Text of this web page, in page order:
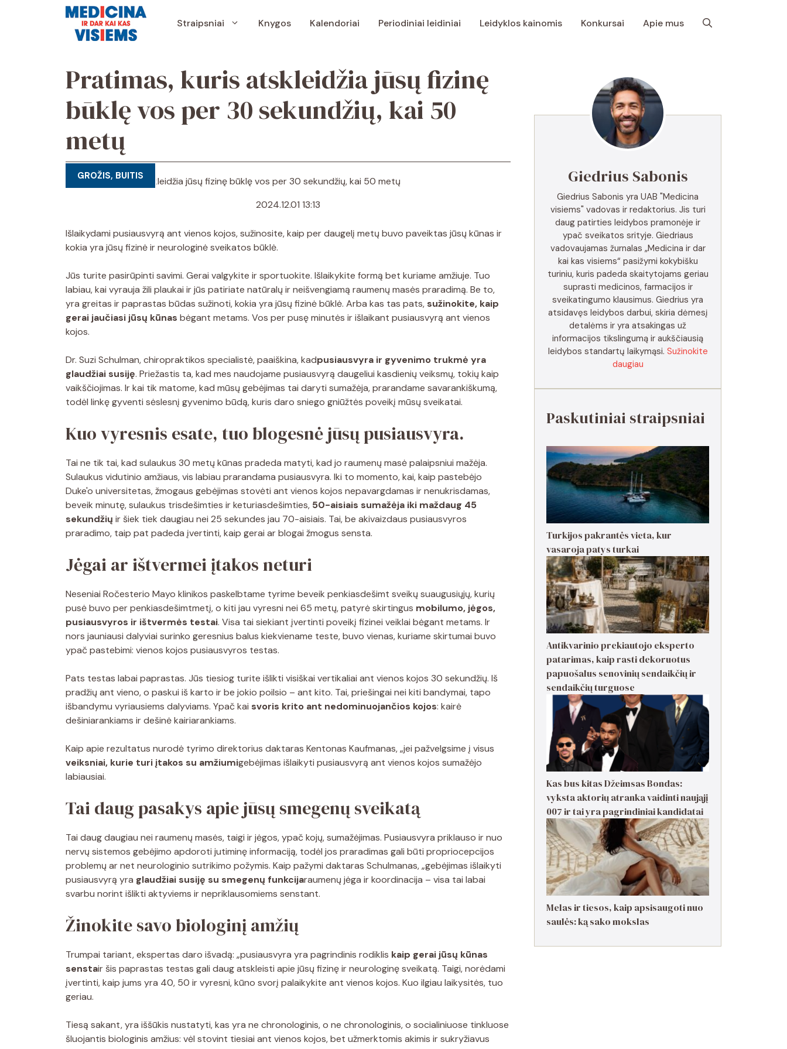
Straipsniai Knygos Kalendoriai Periodiniai leidiniai Leidyklos kainomis Konkursai Apie mus
Pratimas, kuris atskleidžia jūsų fizinę
būklę vos per 30 sekundžių, kai 50
metų
GROŽIS, BUITIS
2024.12.01 13:13
Išlaikydami pusiausvyrą ant vienos kojos, sužinosite, kaip per daugelį metų buvo paveiktas jūsų kūnas ir
kokia yra jūsų fizinė ir neurologinė sveikatos būklė.
Jūs turite pasirūpinti savimi. Gerai valgykite ir sportuokite. Išlaikykite formą bet kuriame amžiuje. Tuo
labiau, kai vyrauja žili plaukai ir jūs patiriate natūralų ir neišvengiamą raumenų masės praradimą. Be to,
yra greitas ir paprastas būdas sužinoti, kokia yra jūsų fizinė būklė. Arba kas tas pats, sužinokite, kaip
gerai jaučiasi jūsų kūnas bėgant metams. Vos per pusę minutės ir išlaikant pusiausvyrą ant vienos
kojos.
Dr. Suzi Schulman, chiropraktikos specialistė, paaiškina, kadpusiausvyra ir gyvenimo trukmė yra
glaudžiai susiję. Priežastis ta, kad mes naudojame pusiausvyrą daugeliui kasdienių veiksmų, tokių kaip
vaikščiojimas. Ir kai tik matome, kad mūsų gebėjimas tai daryti sumažėja, prarandame savarankiškumą,
todėl linkę gyventi sėslesnį gyvenimo būdą, kuris daro sniego gniūžtės poveikį mūsų sveikatai.
Kuo vyresnis esate, tuo blogesnė jūsų pusiausvyra.
Tai ne tik tai, kad sulaukus 30 metų kūnas pradeda matyti, kad jo raumenų masė palaipsniui mažėja.
Sulaukus vidutinio amžiaus, vis labiau prarandama pusiausvyra. Iki to momento, kai, kaip pastebėjo
Duke'o universitetas, žmogaus gebėjimas stovėti ant vienos kojos nepavargdamas ir nenukrisdamas,
beveik minutę, sulaukus trisdešimties ir keturiasdešimties, 50-aisiais sumažėja iki maždaug 45
sekundžių ir šiek tiek daugiau nei 25 sekundes jau 70-aisiais. Tai, be akivaizdaus pusiausvyros
praradimo, taip pat padeda įvertinti, kaip gerai ar blogai žmogus sensta.
Jėgai ar ištvermei įtakos neturi
Neseniai Ročesterio Mayo klinikos paskelbtame tyrime beveik penkiasdešimt sveikų suaugusiųjų, kurių
pusė buvo per penkiasdešimtmetį, o kiti jau vyresni nei 65 metų, patyrė skirtingus mobilumo, jėgos,
pusiausvyros ir ištvermės testai. Visa tai siekiant įvertinti poveikį fizinei veiklai bėgant metams. Ir
nors jauniausi dalyviai surinko geresnius balus kiekviename teste, buvo vienas, kuriame skirtumai buvo
ypač pastebimi: vienos kojos pusiausvyros testas.
Pats testas labai paprastas. Jūs tiesiog turite išlikti visiškai vertikaliai ant vienos kojos 30 sekundžių. Iš
pradžių ant vieno, o paskui iš karto ir be jokio poilsio – ant kito. Tai, priešingai nei kiti bandymai, tapo
išbandymu vyriausiems dalyviams. Ypač kai svoris krito ant nedominuojančios kojos: kairė
dešiniarankiams ir dešinė kairiarankiams.
Kaip apie rezultatus nurodė tyrimo direktorius daktaras Kentonas Kaufmanas, „jei pažvelgsime į visus
veiksniai, kurie turi įtakos su amžiumigebėjimas išlaikyti pusiausvyrą ant vienos kojos sumažėjo
labiausiai.
Tai daug pasakys apie jūsų smegenų sveikatą
Tai daug daugiau nei raumenų masės, taigi ir jėgos, ypač kojų, sumažėjimas. Pusiausvyra priklauso ir nuo
nervų sistemos gebėjimo apdoroti jutiminę informaciją, todėl jos praradimas gali būti propriocepcijos
problemų ar net neurologinio sutrikimo požymis. Kaip pažymi daktaras Schulmanas, „gebėjimas išlaikyti
pusiausvyrą yra glaudžiai susiję su smegenų funkcijaraumenų jėga ir koordinacija – visa tai labai
svarbu norint išlikti aktyviems ir nepriklausomiems senstant.
Žinokite savo biologinį amžių
Trumpai tariant, ekspertas daro išvadą: „pusiausvyra yra pagrindinis rodiklis kaip gerai jūsų kūnas
senstair šis paprastas testas gali daug atskleisti apie jūsų fizinę ir neurologinę sveikatą. Taigi, norėdami
įvertinti, kaip jums yra 40, 50 ir vyresni, kūno svorį palaikykite ant vienos kojos. Kuo ilgiau laikysitės, tuo
geriau.
Tiesą sakant, yra iššūkis nustatyti, kas yra ne chronologinis, o ne chronologinis, o socialiniuose tinkluose
šluojantis biologinis amžius: vėl stovint tiesiai ant vienos kojos, bet užmerktomis akimis ir sukryžiavus
Giedrius Sabonis
Giedrius Sabonis yra UAB "Medicina
visiems" vadovas ir redaktorius. Jis turi
daug patirties leidybos pramonėje ir
ypač sveikatos srityje. Giedriaus
vadovaujamas žurnalas „Medicina ir dar
kai kas visiems“ pasižymi kokybišku
turiniu, kuris padeda skaitytojams geriau
suprasti medicinos, farmacijos ir
sveikatingumo klausimus. Giedrius yra
atsidavęs leidybos darbui, skiria dėmesį
detalėms ir yra atsakingas už
informacijos tikslingumą ir aukščiausią
leidybos standartų laikymąsi. Sužinokite
daugiau
Paskutiniai straipsniai
Turkijos pakrantės vieta, kur
vasaroja patys turkai
Antikvarinio prekiautojo eksperto
patarimas, kaip rasti dekoruotus
papuošalus senovinių sendaikčių ir
sendaikčių turguose
Kas bus kitas Džeimsas Bondas:
vyksta aktorių atranka vaidinti naująjį
007 ir tai yra pagrindiniai kandidatai
Melas ir tiesos, kaip apsisaugoti nuo
saulės: ką sako mokslas